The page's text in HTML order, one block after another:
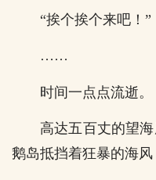
“挨个挨个来吧！”
……
时间一点点流逝。
高达五百丈的望
鹅岛抵挡着狂暴的海风